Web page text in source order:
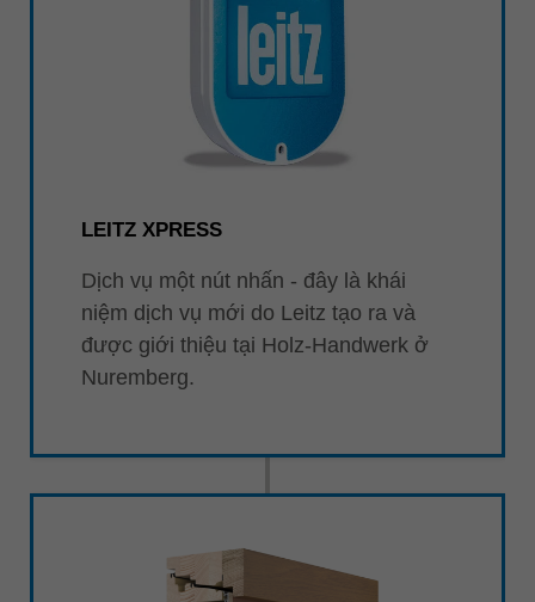
LEITZ XPRESS
Dịch vụ một nút nhấn - đây là khái
niệm dịch vụ mới do Leitz tạo ra và
được giới thiệu tại Holz-Handwerk ở
Nuremberg.